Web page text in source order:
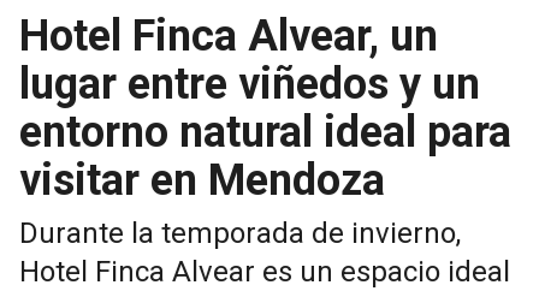
Hotel Finca Alvear, un
lugar entre viñedos y un
entorno natural ideal para
visitar en Mendoza
Durante la temporada de invierno,
Hotel Finca Alvear es un espacio ideal